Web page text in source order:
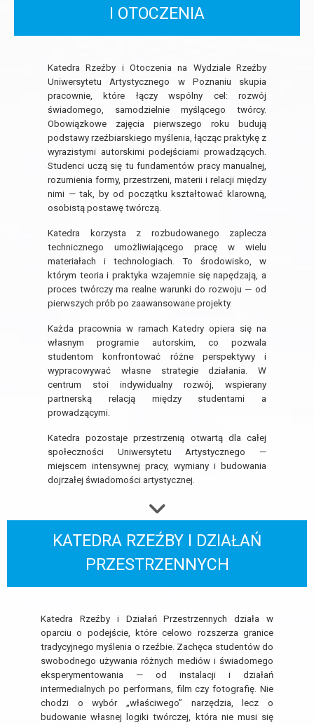
I OTOCZENIA
Katedra Rzeźby i Otoczenia na Wydziale Rzeźby
Uniwersytetu Artystycznego w Poznaniu skupia
pracownie, które łączy wspólny cel: rozwój
świadomego, samodzielnie myślącego twórcy.
Obowiązkowe zajęcia pierwszego roku budują
podstawy rzeźbiarskiego myślenia, łącząc praktykę z
wyrazistymi autorskimi podejściami prowadzących.
Studenci uczą się tu fundamentów pracy manualnej,
rozumienia formy, przestrzeni, materii i relacji między
nimi — tak, by od początku kształtować klarowną,
osobistą postawę twórczą.
Katedra korzysta z rozbudowanego zaplecza
technicznego umożliwiającego pracę w wielu
materiałach i technologiach. To środowisko, w
którym teoria i praktyka wzajemnie się napędzają, a
proces twórczy ma realne warunki do rozwoju — od
pierwszych prób po zaawansowane projekty.
Każda pracownia w ramach Katedry opiera się na
własnym programie autorskim, co pozwala
studentom konfrontować różne perspektywy i
wypracowywać własne strategie działania. W
centrum stoi indywidualny rozwój, wspierany
partnerską relacją między studentami a
prowadzącymi.
Katedra pozostaje przestrzenią otwartą dla całej
społeczności Uniwersytetu Artystycznego —
miejscem intensywnej pracy, wymiany i budowania
dojrzałej świadomości artystycznej.
KATEDRA RZEŹBY I DZIAŁAŃ
PRZESTRZENNYCH
Katedra Rzeźby i Działań Przestrzennych działa w
oparciu o podejście, które celowo rozszerza granice
tradycyjnego myślenia o rzeźbie. Zachęca studentów do
swobodnego używania różnych mediów i świadomego
eksperymentowania — od instalacji i działań
intermedialnych po performans, film czy fotografię. Nie
chodzi o wybór „właściwego” narzędzia, lecz o
budowanie własnej logiki twórczej, która nie musi się